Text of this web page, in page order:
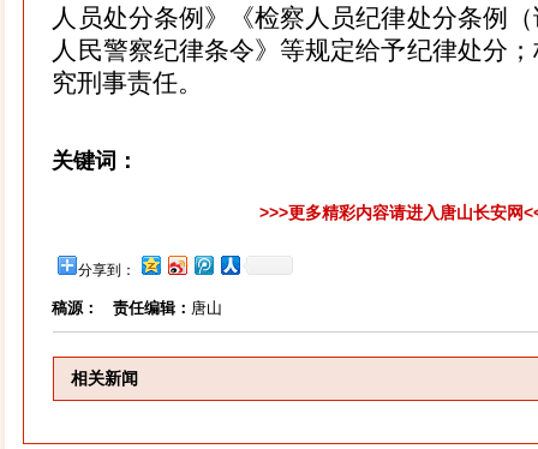
人员处分条例》《检察人员纪律处分条例
人民警察纪律条令》等规定给予纪律处分
究刑事责任。
关键词：
>>>更多精彩内容请进入唐山长安网
分享到：
稿源： 责任编辑： 唐山
相关新闻